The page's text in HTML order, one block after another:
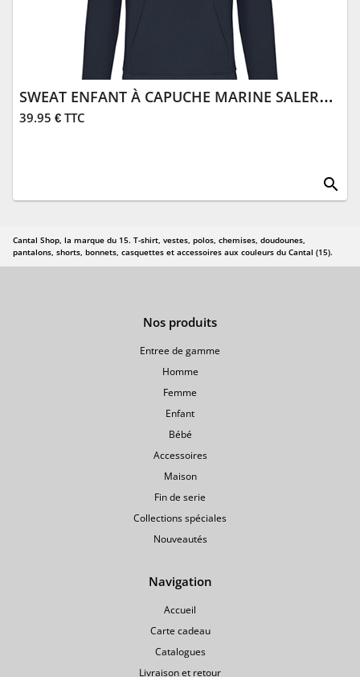
SWEAT ENFANT À CAPUCHE MARINE SALERS 15
39.95 € TTC
search
Cantal Shop, la marque du 15. T-shirt, vestes, polos, chemises, doudounes,
pantalons, shorts, bonnets, casquettes et accessoires aux couleurs du Cantal (15).
Nos produits
Entree de gamme
Homme
Femme
Enfant
Bébé
Accessoires
Maison
Fin de serie
Collections spéciales
Nouveautés
Navigation
Accueil
Carte cadeau
Catalogues
Livraison et retour